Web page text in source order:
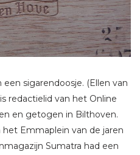
sigarendoosje. (Ellen van
redactielid van het Online
en getogen in Bilthoven.
Emmaplein van de jaren
Sumatra had een